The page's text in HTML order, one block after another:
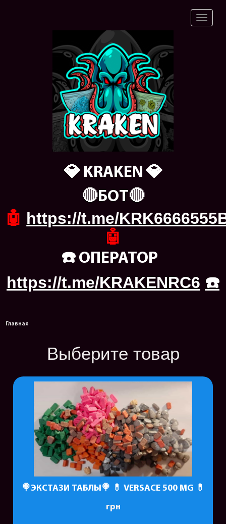
💎 KRAKEN 💎
🔴БОТ🔴
🤖 https://t.me/
🤖
☎️ ОПЕРАТОР
https://t.me/KRAKENRC6 ☎️
Главная
Выберите товар
🍭ЭКСТАЗИ ТАБЛЫ🍭 💊 VERSACE 500 MG 💊
грн